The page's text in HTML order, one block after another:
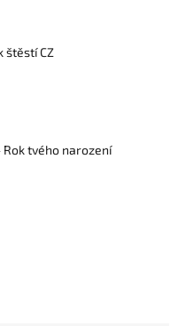
štěstí CZ
Rok tvého narození